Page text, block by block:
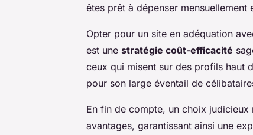
êtes prêt à dépenser
Opter pour un site en adéquation
est une stratégie coût-efficacité
ceux qui misent sur des profils haut
pour son large éventail de
En fin de compte, un choix
avantages, garantissant ainsi une